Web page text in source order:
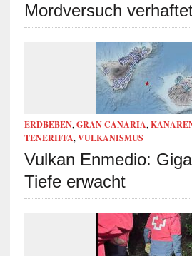
Mordversuch
ERDBEBEN, GRAN CANARIA,
TENERIFFA, VULKANISMUS
Vulkan Enmedio:
Tiefe erwacht